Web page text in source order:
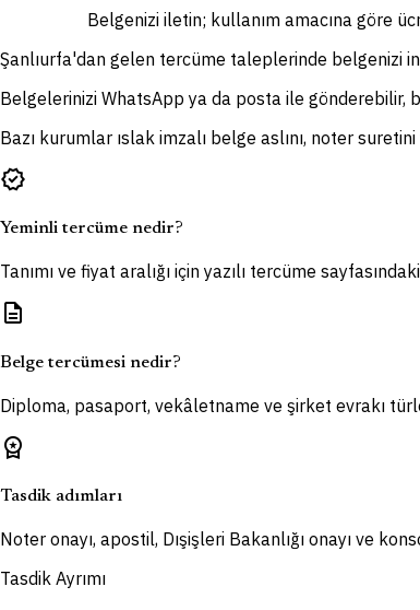
Belgenizi iletin; kullanım amacına göre
Şanlıurfa'dan gelen tercüme taleplerinde belgenizi
Belgelerinizi WhatsApp ya da posta ile gönderebilir,
Bazı kurumlar ıslak imzalı belge aslını, noter
verified
Yeminli tercüme nedir?
Tanımı ve fiyat aralığı için yazılı tercüme
description
Belge tercümesi nedir?
Diploma, pasaport, vekâletname ve şirket evrakı
workspace_premium
Tasdik adımları
Noter onayı, apostil, Dışişleri Bakanlığı onayı ve
Tasdik Ayrımı